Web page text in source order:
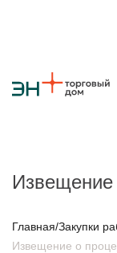
Извещение
Главная/Закупки
Извещение о